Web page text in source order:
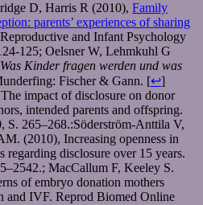
D, Harris R (2010), Family
parents’ experiences of sharing
and Infant Psychology
125; Oelsner W, Lehmkuhl G
Was Kinder fragen werden und was
Fischer & Gann. [↩]
impact of disclosure on donor
intended parents and offspring.
S. 265–268.:Söderström-Anttila V,
(2010), Increasing openness in
regarding disclosure over 15 years.
MacCallum F, Keeley S.
of embryo donation mothers
and IVF. Reprod Biomed Online